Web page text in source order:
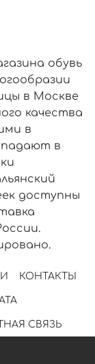
обувь
в Москве
качества
в
в
доступны
КОНТАКТЫ
СВЯЗЬ